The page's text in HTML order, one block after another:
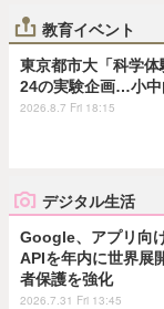
教育イベント
東京都市大「科学体
24の実験企画…小
2026.8.7 Fri 18:15
デジタル生活
Google、アプリ向
APIを年内に世界展
者保護を強化
2026.7.31 Fri 13:45